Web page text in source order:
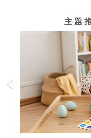
主 題